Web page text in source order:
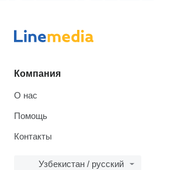
Компания
О нас
Помощь
Контакты
Узбекистан / русский